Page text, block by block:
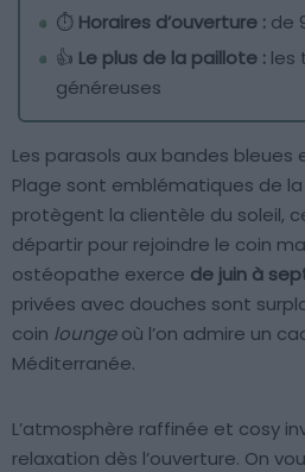
⏱️ Horaires d’ouverture : de
👍 Le plus de la paillote : les
généreuses
Les parasols aux bandes bleues
Plage sont emblématiques de la
protègent la clientèle du soleil,
départir pour rejoindre le coin
ostéopathe exerce de juin à
privées avec douches sont
coin loungeoù l’on admire un
Méditerranée.
L’atmosphère raffinée et cosy
relaxation dès l’ouverture. On